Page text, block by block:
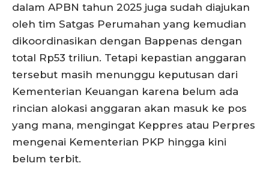
dalam APBN tahun 2025 juga sudah diajukan
oleh tim Satgas Perumahan yang kemudian
dikoordinasikan dengan Bappenas dengan
total Rp53 triliun. Tetapi kepastian anggaran
tersebut masih menunggu keputusan dari
Kementerian Keuangan karena belum ada
rincian alokasi anggaran akan masuk ke pos
yang mana, mengingat Keppres atau Perpres
mengenai Kementerian PKP hingga kini
belum terbit.